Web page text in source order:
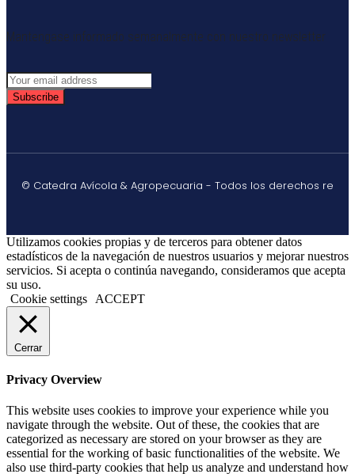
Mantengase informado semanalmente con nuestro newsletter
Subscribe
© Catedra Avícola & Agropecuaria - Todos los derechos re
Utilizamos cookies propias y de terceros para obtener datos
estadísticos de la navegación de nuestros usuarios y mejorar nuestros
servicios. Si acepta o continúa navegando, consideramos que acepta
su uso.
Cookie settings
ACCEPT
Cerrar
Privacy Overview
This website uses cookies to improve your experience while you
navigate through the website. Out of these, the cookies that are
categorized as necessary are stored on your browser as they are
essential for the working of basic functionalities of the website. We
also use third-party cookies that help us analyze and understand how